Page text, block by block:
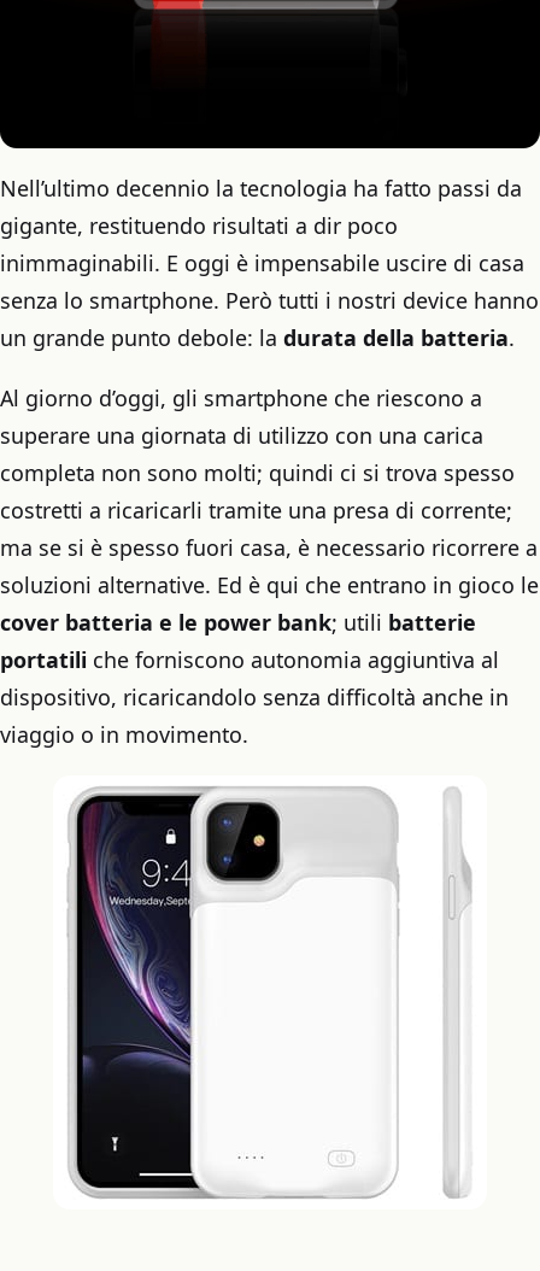
Nell’ultimo decennio la tecnologia ha fatto passi da
gigante, restituendo risultati a dir poco
inimmaginabili. E oggi è impensabile uscire di casa
senza lo smartphone. Però tutti i nostri device hanno
un grande punto debole: la durata della batteria.
Al giorno d’oggi, gli smartphone che riescono a
superare una giornata di utilizzo con una carica
completa non sono molti; quindi ci si trova spesso
costretti a ricaricarli tramite una presa di corrente;
ma se si è spesso fuori casa, è necessario ricorrere a
soluzioni alternative. Ed è qui che entrano in gioco le
cover batteria e le power bank; utili batterie
portatili che forniscono autonomia aggiuntiva al
dispositivo, ricaricandolo senza difficoltà anche in
viaggio o in movimento.